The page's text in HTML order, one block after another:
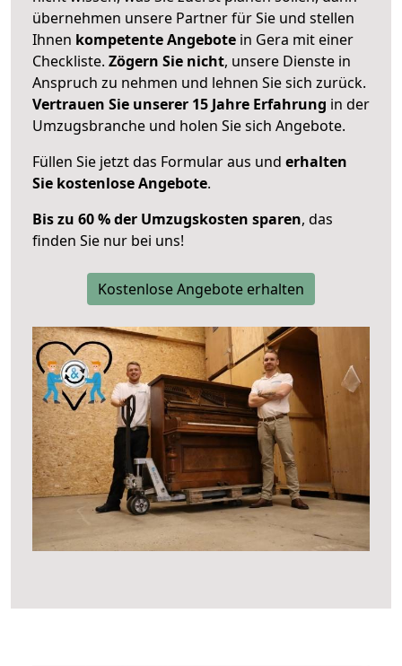
übernehmen unsere Partner für Sie und stellen
Ihnen kompetente Angebote in Gera mit einer
Checkliste. Zögern Sie nicht, unsere Dienste in
Anspruch zu nehmen und lehnen Sie sich zurück.
Vertrauen Sie unserer 15 Jahre Erfahrung in der
Umzugsbranche und holen Sie sich Angebote.
Füllen Sie jetzt das Formular aus und erhalten
Sie kostenlose Angebote.
Bis zu 60 % der Umzugskosten sparen, das
finden Sie nur bei uns!
Kostenlose Angebote erhalten